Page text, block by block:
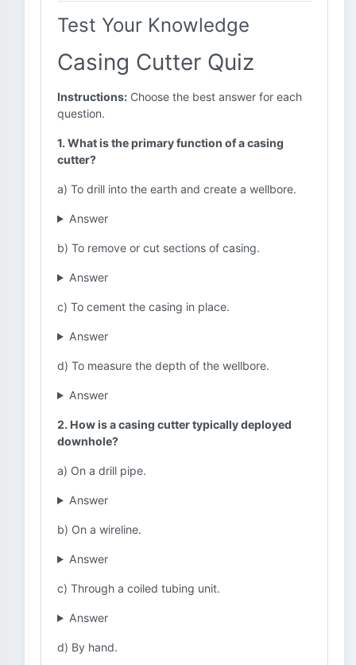
Test Your Knowledge
Casing Cutter Quiz
Instructions: Choose the best answer for each
question.
1. What is the primary function of a casing
cutter?
a) To drill into the earth and create a wellbore.
Answer
b) To remove or cut sections of casing.
Answer
c) To cement the casing in place.
Answer
d) To measure the depth of the wellbore.
Answer
2. How is a casing cutter typically deployed
downhole?
a) On a drill pipe.
Answer
b) On a wireline.
Answer
c) Through a coiled tubing unit.
Answer
d) By hand.